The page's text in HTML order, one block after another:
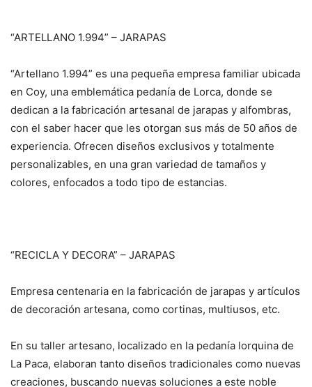
“ARTELLANO 1.994” – JARAPAS
“Artellano 1.994” es una pequeña empresa familiar ubicada
en Coy, una emblemática pedanía de Lorca, donde se
dedican a la fabricación artesanal de jarapas y alfombras,
con el saber hacer que les otorgan sus más de 50 años de
experiencia. Ofrecen diseños exclusivos y totalmente
personalizables, en una gran variedad de tamaños y
colores, enfocados a todo tipo de estancias.
“RECICLA Y DECORA” – JARAPAS
Empresa centenaria en la fabricación de jarapas y artículos
de decoración artesana, como cortinas, multiusos, etc.
En su taller artesano, localizado en la pedanía lorquina de
La Paca, elaboran tanto diseños tradicionales como nuevas
creaciones, buscando nuevas soluciones a este noble